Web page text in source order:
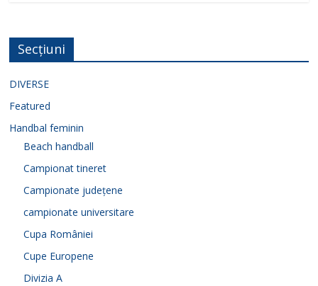
Secțiuni
DIVERSE
Featured
Handbal feminin
Beach handball
Campionat tineret
Campionate județene
campionate universitare
Cupa României
Cupe Europene
Divizia A